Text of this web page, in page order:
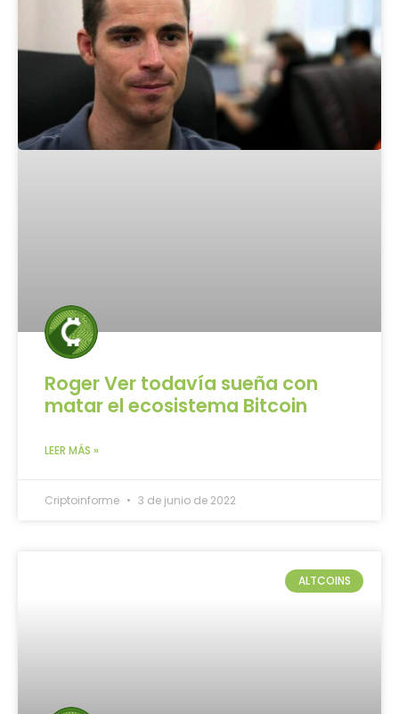
Roger Ver todavía sueña con
matar el ecosistema Bitcoin
LEER MÁS »
Criptoinforme 3 de junio de 2022
ALTCOINS